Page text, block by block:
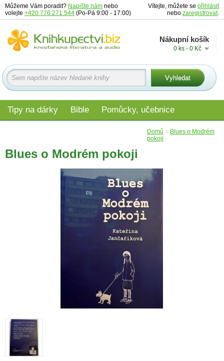
Můžeme Vám poradit? Napište nám nebo
volejte +420 776 271 544 (Po-Pá 9:00 - 17:00)
Vítejte, můžete se přihlásit
nebo zaregistrovat.
Nákupní košík
0 ks - 0 Kč
Tipy na dárky Bible Pomůcky, učebnice
Domů » Blues o Modrém
pokoji
Blues o Modrém pokoji